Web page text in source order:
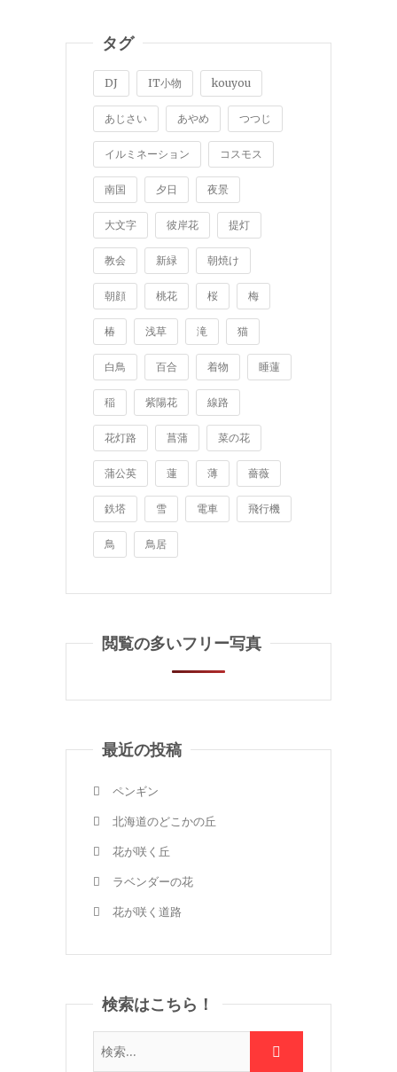
タグ
DJ IT小物 kouyou
あじさい あやめ つつじ
イルミネーション コスモス
南国 夕日 夜景
大文字 彼岸花 提灯
教会 新緑 朝焼け
朝顔 桃花 桜 梅
椿 浅草 滝 猫
白鳥 百合 着物 睡蓮
稲 紫陽花 線路
花灯路 菖蒲 菜の花
蒲公英 蓮 薄 薔薇
鉄塔 雪 電車 飛行機
鳥 鳥居
閲覧の多いフリー写真
最近の投稿
ペンギン
北海道のどこかの丘
花が咲く丘
ラベンダーの花
花が咲く道路
検索はこちら！